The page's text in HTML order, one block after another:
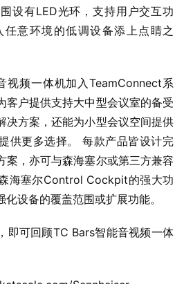
设有LED光环，支持用户交互功
意环境的低调设备添上点睛之
视频一体机加入TeamConnect系
客户提供支持大中型会议室的备受
决方案，还能为小型会议空间提供
供更多选择。 每款产品皆设计完
案，亦可与森海塞尔或第三方兼容
海塞尔Control Cockpit的强大功
设备的覆盖范围或扩展功能。
即可回顾TC Bars智能音视频一体